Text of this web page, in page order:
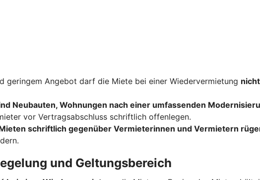
geringem Angebot darf die Miete bei einer Wiedervermietung
Neubauten, Wohnungen nach einer umfassenden
vor Vertragsabschluss schriftlich offenlegen.
schriftlich gegenüber Vermieterinnen und Vermietern
und Geltungsbereich